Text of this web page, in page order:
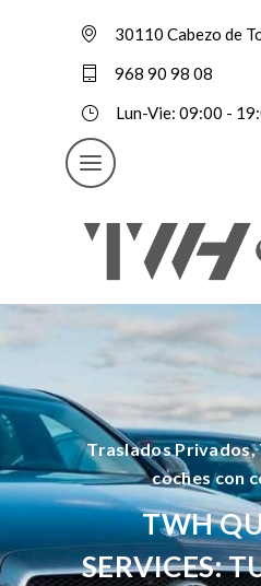
30110 Cabezo de
968 90 98 08
Lun-Vie: 09:00 -
Traslados Privados,
coches con
TWH
SERVICES: